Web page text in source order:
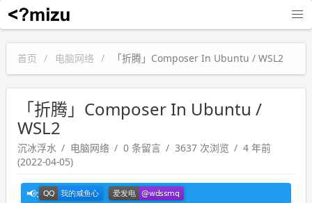
沉冰浮水
首页 电脑网络 「折腾」Composer In Ubuntu / WSL2
「折腾」Composer In Ubuntu /
WSL2
沉冰浮水 电脑网络 0 条留言 3637 次浏览
4 年前
(2022-04-05)